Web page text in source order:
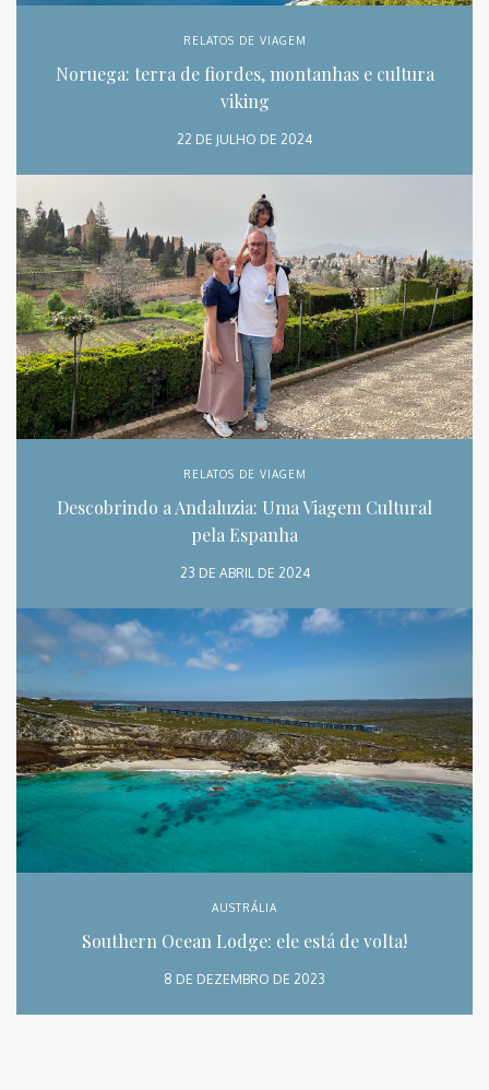
RELATOS DE VIAGEM
Noruega: terra de fiordes, montanhas e cultura
viking
22 DE JULHO DE 2024
RELATOS DE VIAGEM
Descobrindo a Andaluzia: Uma Viagem Cultural
pela Espanha
23 DE ABRIL DE 2024
AUSTRÁLIA
Southern Ocean Lodge: ele está de volta!
8 DE DEZEMBRO DE 2023